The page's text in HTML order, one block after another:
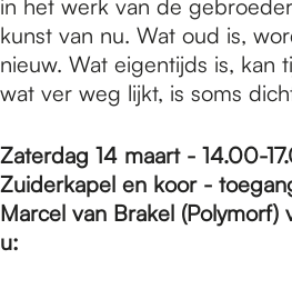
in het werk van de
kunst van nu. Wat oud is,
nieuw. Wat eigentijds is, kan
wat ver weg lijkt, is soms
Zaterdag 14 maart - 14.00-
Zuiderkapel en koor -
Marcel van Brakel
u: